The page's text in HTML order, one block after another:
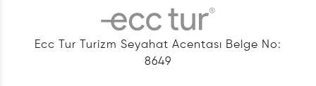
Ecc Tur Turizm Seyahat Acentası Belge No:
8649